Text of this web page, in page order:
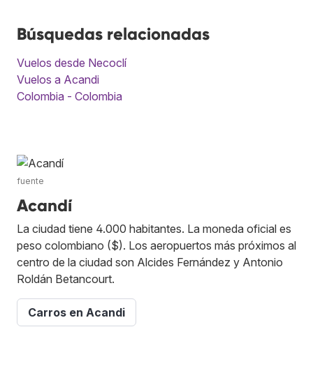
Búsquedas relacionadas
Vuelos desde Necoclí
Vuelos a Acandi
Colombia - Colombia
fuente
Acandí
La ciudad tiene 4.000 habitantes. La moneda oficial es
peso colombiano ($). Los aeropuertos más próximos al
centro de la ciudad son Alcides Fernández y Antonio
Roldán Betancourt.
Carros en Acandi